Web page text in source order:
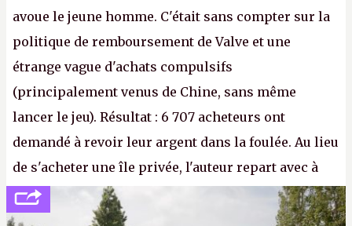
avoue le jeune homme. C'était sans compter sur la
politique de remboursement de Valve et une
étrange vague d'achats compulsifs
(principalement venus de Chine, sans même
lancer le jeu). Résultat : 6 707 acheteurs ont
demandé à revoir leur argent dans la foulée. Au lieu
de s'acheter une île privée, l'auteur repart avec à
peine 2 000 dollars en poche. C'est toujours plus
cher payé que le temps passé à dev, mais ça